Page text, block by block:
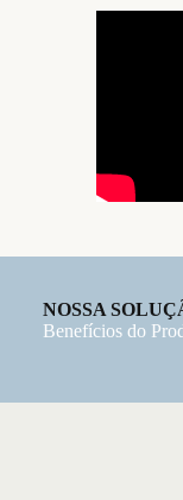
NOSSA
Benefícios do